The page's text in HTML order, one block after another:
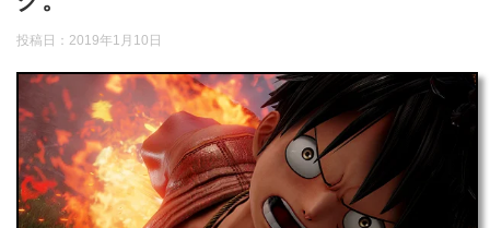
投稿日： 2019年1月10日